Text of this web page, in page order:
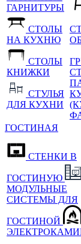
ГАРНИТУРЫ
СТОЛЫ
НА КУХНЮ
СТОЛЫ
КНИЖКИ
СТУЛЬЯ
ДЛЯ КУХНИ
ГОСТИНАЯ
СТЕНКИ В
ГОСТИНУЮ
МОДУЛЬНЫЕ
СИСТЕМЫ ДЛЯ
ГОСТИНОЙ